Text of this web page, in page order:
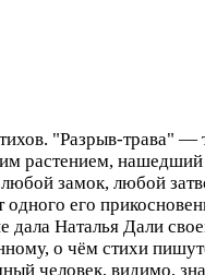
"Разрыв-трава" —
растением, нашедший
замок, любой
его
дала Наталья Дали
о чём стихи
человек, видимо,